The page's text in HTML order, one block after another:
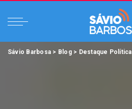
Sávio Barbosa > Blog> Destaque Política